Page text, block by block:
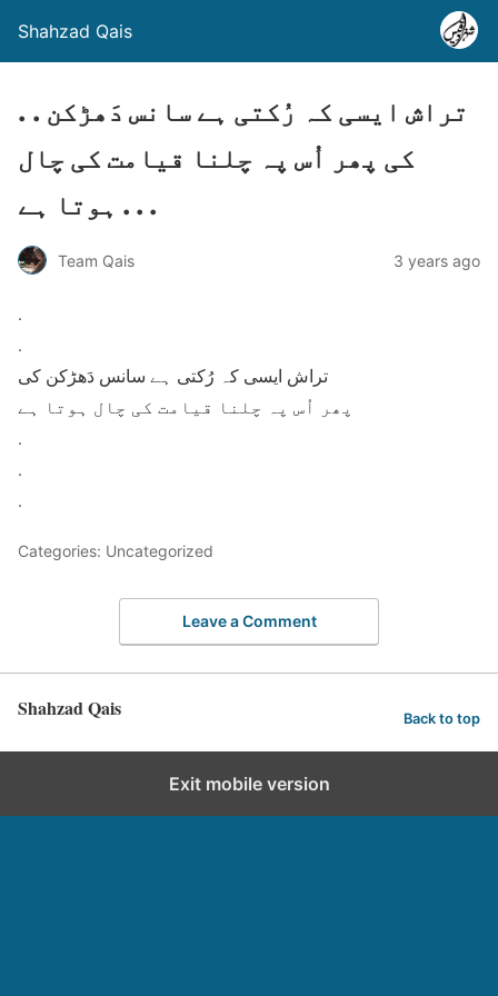
Shahzad Qais
. . تراش ایسی کہ رُکتی ہے سانس دَھڑکن
کی پھر اُس پہ چلنا قیامت کی چال
ہوتا ہے . . .
Team Qais 3 years ago
.
.
تراش ایسی کہ رُکتی ہے سانس دَھڑکن کی
پھر اُس پہ چلنا قیامت کی چال ہوتا ہے
.
.
.
Categories: Uncategorized
Leave a Comment
Shahzad Qais Back to top
Exit mobile version